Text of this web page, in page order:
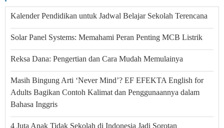
Kalender Pendidikan untuk Jadwal Belajar Sekolah Terencana
Solar Panel Systems: Memahami Peran Penting MCB Listrik
Reksa Dana: Pengertian dan Cara Mudah Memulainya
Masih Bingung Arti ‘Never Mind’? EF EFEKTA English for
Adults Bagikan Contoh Kalimat dan Penggunaannya dalam
Bahasa Inggris
4 Juta Anak Tidak Sekolah di Indonesia Jadi Sorotan